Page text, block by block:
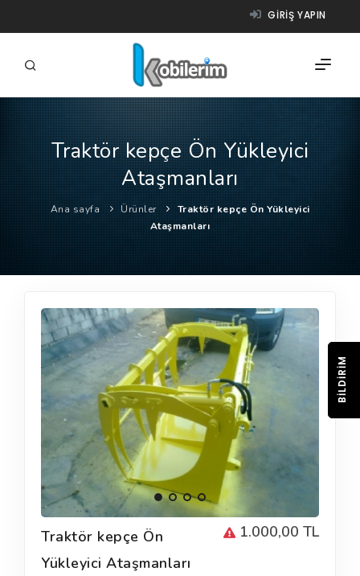
GIRIŞ YAPIN
FIRMALAR
ÜRÜNLER
NASIL ÇALIŞIR?
YARDIM
Traktör kepçe Ön Yükleyici
Ataşmanları
Ana sayfa Ürünler
Traktör kepçe Ön Yükleyici
Ataşmanları
1.000,00 TL
Traktör kepçe Ön
Yükleyici Ataşmanları
BILDIRIM